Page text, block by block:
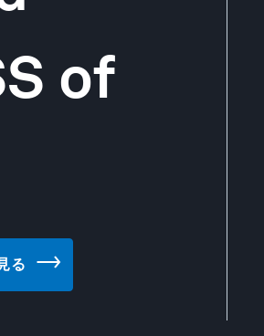
of
る